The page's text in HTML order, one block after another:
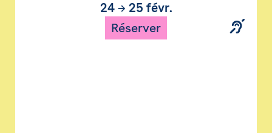
24→ 25 févr.
Réserver